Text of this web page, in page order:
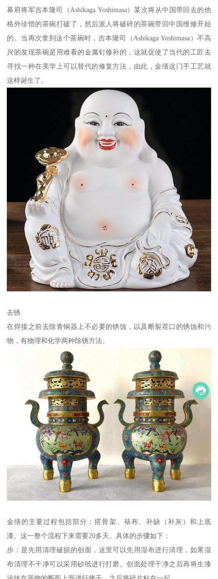
幕府将军吉本隆司（Ashikaga Yoshimasa）某次将从中国带回去的他
格外珍惜的茶碗打破了，然后派人将破碎的茶碗带回中国维修开始
的。当再次拿到这个茶碗时，吉本隆司（Ashikaga Yoshimasa）不高
兴的发现茶碗是用难看的金属钉修补的，这就促使了当代的工匠去
寻找一种在美学上可以替代的修复方法，由此，金缮这门手工艺就
这样诞生了。
去锈
在焊接之前去除青铜器上不必要的锈蚀，以及断裂茬口的锈蚀和污
物，有物理和化学两种除锈方法。
金缮的主要过程包括部分：搭骨架、裱布、补缺（补灰）和上底
漆。这一整个流程下来需要20多天。具体的步骤如下：
步：是先用清理破损的创面，这里可以先用湿布进行清理，如果湿
布清理不干净可以采用砂纸进行打磨。创面处理干净之后再将生漆